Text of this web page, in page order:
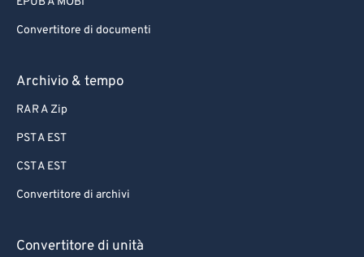
Convertitore di documenti
Archivio & tempo
RAR A Zip
PST A EST
CST A EST
Convertitore di archivi
Convertitore di unità